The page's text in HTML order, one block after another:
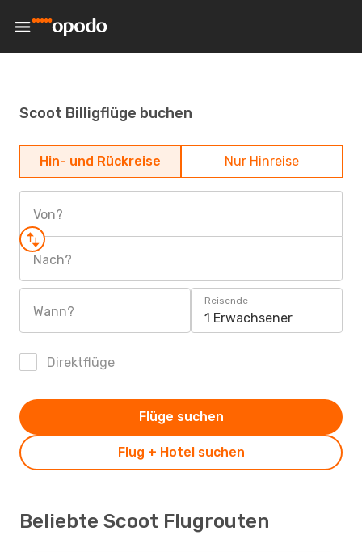
Scoot Billigflüge buchen
Hin- und Rückreise Nur Hinreise
Von?
Nach?
Wann?
Reisende
1 Erwachsener
Direktflüge
Flug + Hotel suchen
Flüge suchen
Beliebte Scoot Flugrouten